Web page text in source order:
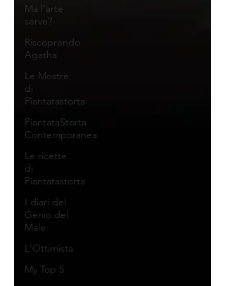
Ma l'arte
serve?
Riscoprendo
Agatha
Le Mostre
di
Piantatastorta
PiantataStorta
Contemporanea
Le ricette
di
Piantatastorta
I diari del
Genio del
Male
L'Ottimista
My Top 5